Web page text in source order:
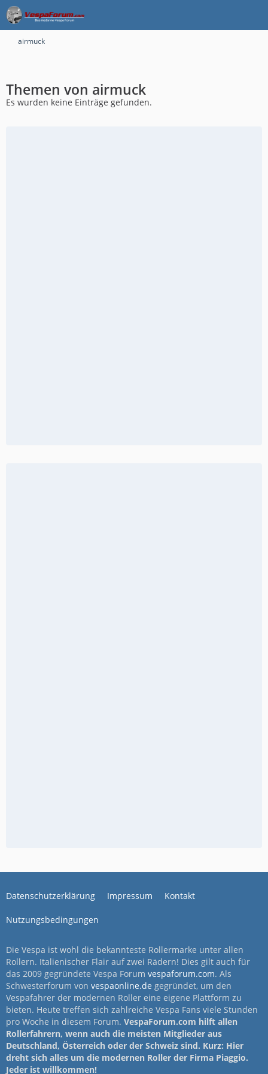
airmuck
Themen von airmuck
Es wurden keine Einträge gefunden.
Datenschutzerklärung Impressum Kontakt
Nutzungsbedingungen
Die Vespa ist wohl die bekannteste Rollermarke unter allen
Rollern. Italienischer Flair auf zwei Rädern! Dies gilt auch für
das 2009 gegründete Vespa Forum vespaforum.com. Als
Schwesterforum von vespaonline.de gegründet, um den
Vespafahrer der modernen Roller eine eigene Plattform zu
bieten. Heute treffen sich zahlreiche Vespa Fans viele Stunden
pro Woche in diesem Forum. VespaForum.com hilft allen
Rollerfahrern, wenn auch die meisten Mitglieder aus
Deutschland, Österreich oder der Schweiz sind. Kurz: Hier
dreht sich alles um die modernen Roller der Firma Piaggio.
Jeder ist willkommen!